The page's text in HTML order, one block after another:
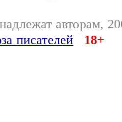
авторам,
писателей
18+